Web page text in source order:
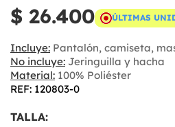
$ 26.400 ÚLTIMAS
Incluye: Pantalón, camiseta,
No incluye: Jeringuilla y hacha
Material: 100% Poliéster
REF: 120803-0
TALLA: